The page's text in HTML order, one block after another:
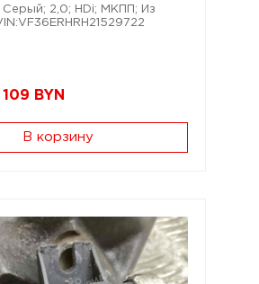
Серый; 2,0; HDi; МКПП; Из
109 BYN
В корзину